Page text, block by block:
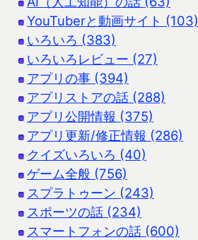
YouTuberと動画サイト (103)
いろいろ (383)
いろいろレビュー (27)
アプリの事 (394)
アプリストアの話 (288)
アプリ公開情報 (375)
アプリ更新/修正情報 (286)
クイズいろいろ (40)
ゲーム全般 (756)
スプラトゥーン (243)
スポーツの話 (234)
スマートフォンの話 (600)